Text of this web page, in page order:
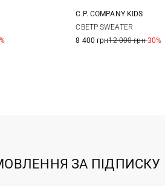
8 10
C.P. COMPANY KIDS
СВЕТР SWEATER
8 400 грн12 000 грн-30%
ЗА ПІДПИСКУ